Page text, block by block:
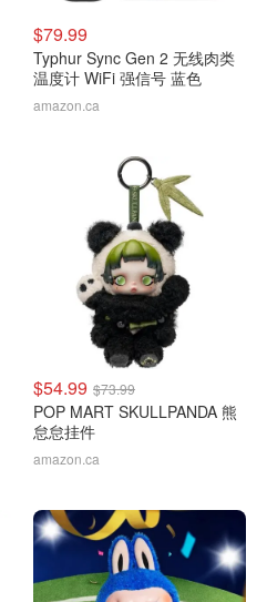
$79.99
Typhur Sync Gen 2 无线肉类
温度计 WiFi 强信号 蓝色
amazon.ca
$54.99 $73.99
POP MART SKULLPANDA 熊
怠怠挂件
amazon.ca